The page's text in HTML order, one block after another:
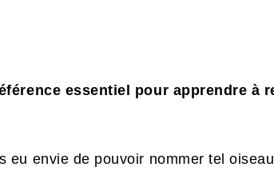
essentiel pour apprendre à
eu envie de pouvoir nommer tel